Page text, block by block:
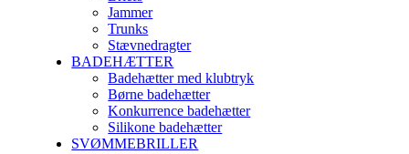
Jammer
Trunks
Stævnedragter
BADEHÆTTER
Badehætter med klubtryk
Børne badehætter
Konkurrence badehætter
Silikone badehætter
SVØMMEBRILLER